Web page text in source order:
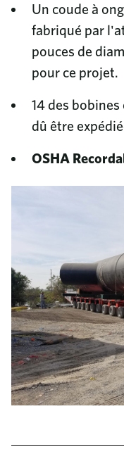
Un coude à
fabriqué par
pouces de
pour ce projet.
14 des
dû être
OSHA